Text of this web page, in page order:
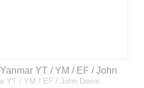
YT / YM / EF / John
YT / YM / EF / John Deere…